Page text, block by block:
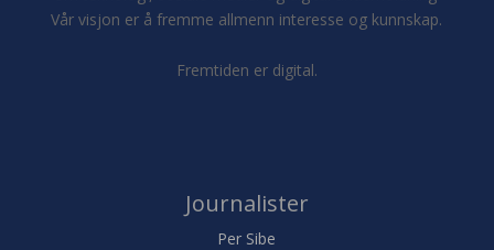
Vår visjon er å fremme allmenn interesse og kunnskap.
Fremtiden er digital.
Journalister
Per Sibe